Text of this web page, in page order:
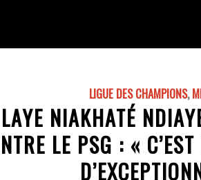
LIGUE DES CHAMPIONS,
NIAKHATÉ
LE PSG : «